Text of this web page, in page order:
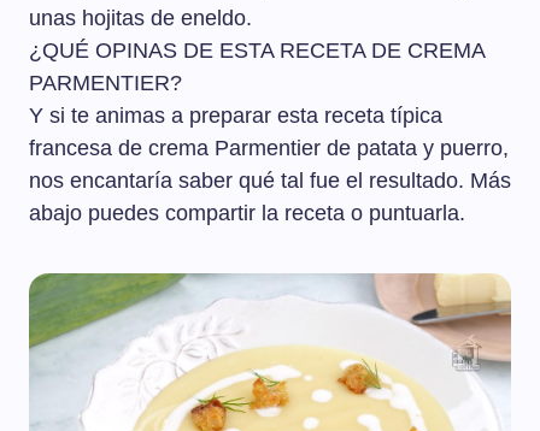
unas hojitas de eneldo.
¿QUÉ OPINAS DE ESTA RECETA DE CREMA
PARMENTIER?
Y si te animas a preparar esta receta típica
francesa de crema Parmentier de patata y puerro,
nos encantaría saber qué tal fue el resultado. Más
abajo puedes compartir la receta o puntuarla.